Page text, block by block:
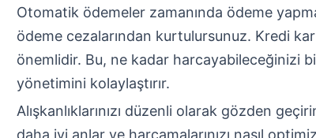
Otomatik ödemeler zamanında ödeme
ödeme cezalarından kurtulursunuz. Kredi
önemlidir. Bu, ne kadar harcayabileceğinizi
yönetimini kolaylaştırır.
Alışkanlıklarınızı düzenli olarak gözden